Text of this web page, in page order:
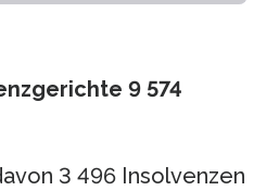
9 574
3 496 Insolvenzen